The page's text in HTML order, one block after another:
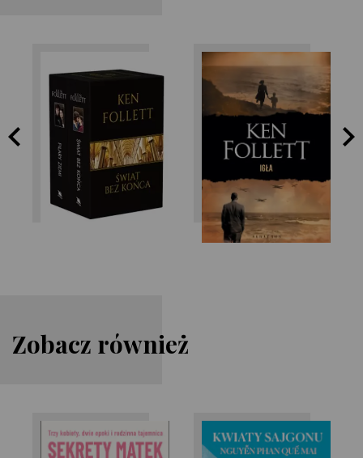
Ken Follett
Ken Follett
Zobacz również